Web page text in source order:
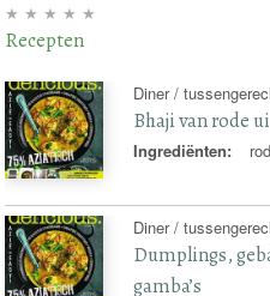
★ ★ ★ ★ ★
Recepten
Diner /
Bhaji van rode ui
Ingrediënten:
Diner /
Dumplings,
gamba’s